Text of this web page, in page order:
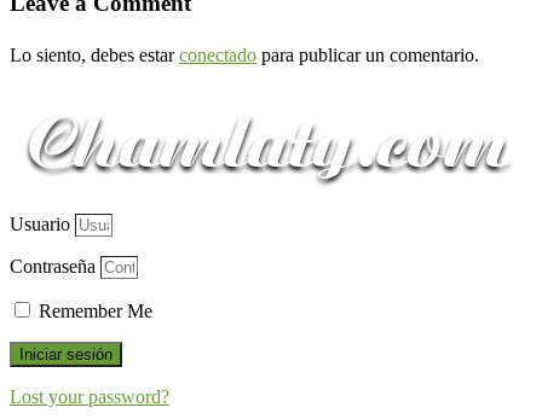
Lo siento, debes estarconectado para publicar un comentario.
Usuario
Contraseña
Remember Me
Iniciar sesión
Lost your password?